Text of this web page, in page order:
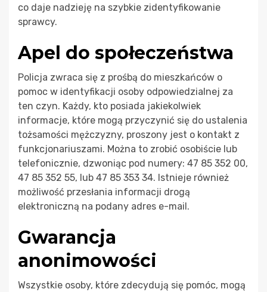
co daje nadzieję na szybkie zidentyfikowanie
sprawcy.
Apel do społeczeństwa
Policja zwraca się z prośbą do mieszkańców o
pomoc w identyfikacji osoby odpowiedzialnej za
ten czyn. Każdy, kto posiada jakiekolwiek
informacje, które mogą przyczynić się do ustalenia
tożsamości mężczyzny, proszony jest o kontakt z
funkcjonariuszami. Można to zrobić osobiście lub
telefonicznie, dzwoniąc pod numery: 47 85 352 00,
47 85 352 55, lub 47 85 353 34. Istnieje również
możliwość przesłania informacji drogą
elektroniczną na podany adres e-mail.
Gwarancja
anonimowości
Wszystkie osoby, które zdecydują się pomóc, mogą